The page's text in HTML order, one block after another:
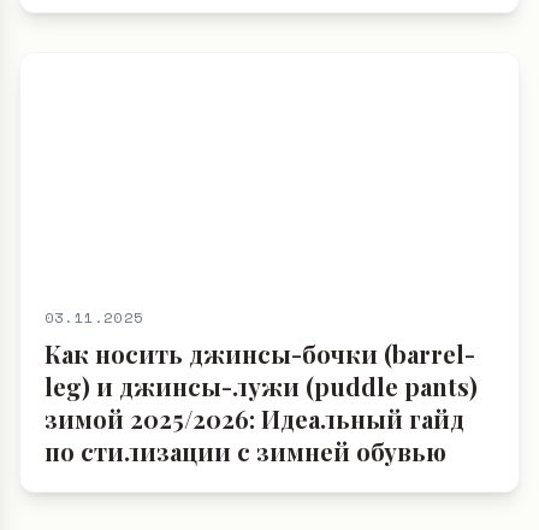
03.11.2025
Как носить джинсы-бочки (barrel-
leg) и джинсы-лужи (puddle pants)
зимой 2025/2026: Идеальный гайд
по стилизации с зимней обувью